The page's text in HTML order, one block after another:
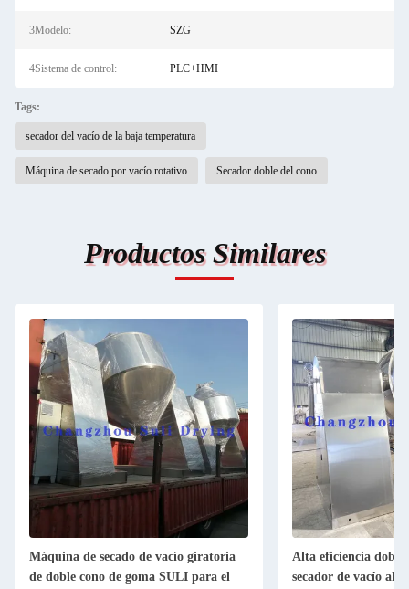
3Modelo: SZG
4Sistema de control: PLC+HMI
Tags:
secador del vacío de la baja temperatura
Máquina de secado por vacío rotativo Secador doble del cono
Productos Similares
Máquina de secado de vacío giratoria
de doble cono de goma SULI para el
Alta eficiencia doble
secador de vacío